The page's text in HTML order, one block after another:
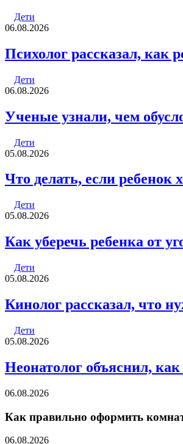
Дети
06.08.2026
Психолог рассказал, как
Дети
06.08.2026
Ученые узнали, чем
Дети
05.08.2026
Что делать, если ребенок
Дети
05.08.2026
Как уберечь ребенка от
Дети
05.08.2026
Кинолог рассказал, что
Дети
05.08.2026
Неонатолог объяснил,
06.08.2026
Как правильно оформить
06.08.2026